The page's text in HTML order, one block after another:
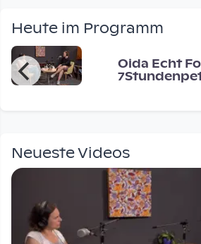
Heute im Programm
Oida Echt
Neueste Videos